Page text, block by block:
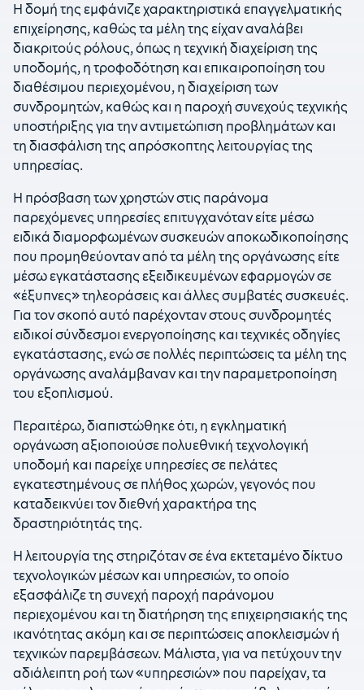
Η δομή της εμφάνιζε χαρακτηριστικά επαγγελματικής
επιχείρησης, καθώς τα μέλη της είχαν αναλάβει
διακριτούς ρόλους, όπως η τεχνική διαχείριση της
υποδομής, η τροφοδότηση και επικαιροποίηση του
διαθέσιμου περιεχομένου, η διαχείριση των
συνδρομητών, καθώς και η παροχή συνεχούς τεχνικής
υποστήριξης για την αντιμετώπιση προβλημάτων και
τη διασφάλιση της απρόσκοπτης λειτουργίας της
υπηρεσίας.
Η πρόσβαση των χρηστών στις παράνομα
παρεχόμενες υπηρεσίες επιτυγχανόταν είτε μέσω
ειδικά διαμορφωμένων συσκευών αποκωδικοποίησης
που προμηθεύονταν από τα μέλη της οργάνωσης είτε
μέσω εγκατάστασης εξειδικευμένων εφαρμογών σε
«έξυπνες» τηλεοράσεις και άλλες συμβατές συσκευές.
Για τον σκοπό αυτό παρέχονταν στους συνδρομητές
ειδικοί σύνδεσμοι ενεργοποίησης και τεχνικές οδηγίες
εγκατάστασης, ενώ σε πολλές περιπτώσεις τα μέλη της
οργάνωσης αναλάμβαναν και την παραμετροποίηση
του εξοπλισμού.
Περαιτέρω, διαπιστώθηκε ότι, η εγκληματική
οργάνωση αξιοποιούσε πολυεθνική τεχνολογική
υποδομή και παρείχε υπηρεσίες σε πελάτες
εγκατεστημένους σε πλήθος χωρών, γεγονός που
καταδεικνύει τον διεθνή χαρακτήρα της
δραστηριότητάς της.
Η λειτουργία της στηριζόταν σε ένα εκτεταμένο δίκτυο
τεχνολογικών μέσων και υπηρεσιών, το οποίο
εξασφάλιζε τη συνεχή παροχή παράνομου
περιεχομένου και τη διατήρηση της επιχειρησιακής της
ικανότητας ακόμη και σε περιπτώσεις αποκλεισμών ή
τεχνικών παρεμβάσεων. Μάλιστα, για να πετύχουν την
αδιάλειπτη ροή των «υπηρεσιών» που παρείχαν, τα